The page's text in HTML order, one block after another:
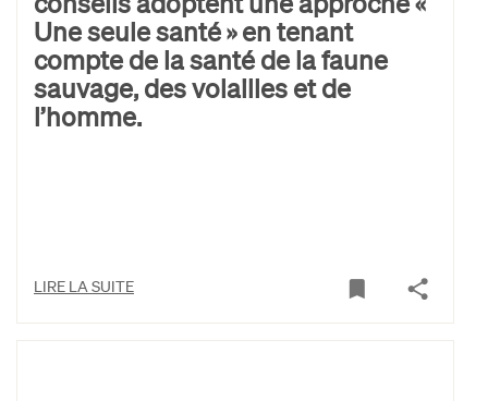
Une seule santé » en tenant
compte de la santé de la faune
sauvage, des volailles et de
l’homme.
LIRE LA SUITE